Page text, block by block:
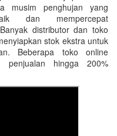
musim penghujan yang
dan mempercepat
distributor dan toko
stok ekstra untuk
Beberapa toko online
penjualan hingga 200%